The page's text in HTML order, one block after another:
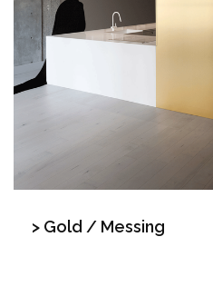
> Gold / Messing